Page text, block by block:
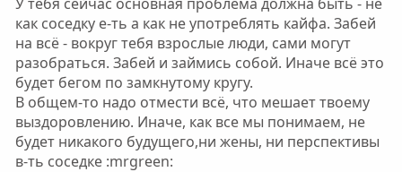
как соседку e-ть а как не употреблять кайфа. Забей
на всё - вокруг тебя взрослые люди, сами могут
разобраться. Забей и займись собой. Иначе всё это
будет бегом по замкнутому кругу.
В общем-то надо отмести всё, что мешает твоему
выздоровлению. Иначе, как все мы понимаем, не
будет никакого будущего,ни жены, ни перспективы
в-ть соседке :mrgreen: